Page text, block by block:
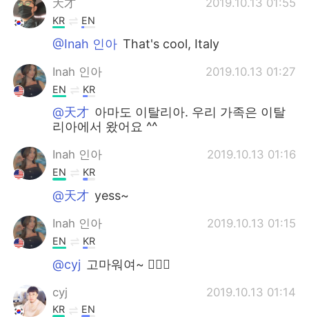
天才
2019.10.13 01:55
KR EN
@Inah 인아 That's cool, Italy
Inah 인아 2019.10.13 01:27
EN KR
@天才 아마도 이탈리아. 우리 가족은 이탈
리아에서 왔어요 ^^
Inah 인아 2019.10.13 01:16
EN KR
@天才 yess~
Inah 인아 2019.10.13 01:15
EN KR
@cyj 고마워여~ 🙆🏻‍♀️
cyj 2019.10.13 01:14
KR EN